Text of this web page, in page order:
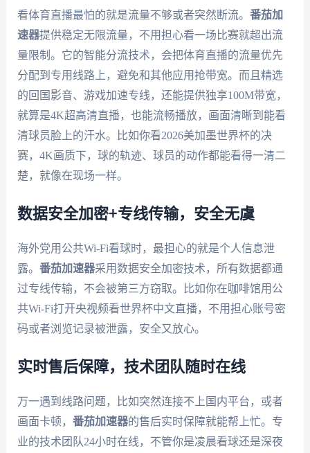
看体育直播最怕的就是流量不够或者突然断流。 番茄加
速器提供稳定无限流量，不用担心看一场比赛就超出流
量限制。它的智能分流技术，会把体育直播的流量优先
分配到专用线路上，避免和其他应用抢带宽。而且精选
的回国影音、游戏加速专线，还能提供独享100M带宽，
就算是4K超高清直播，也能流畅播放，画面清晰到能看
清球员脸上的汗水。比如你看2026美加墨世界杯的决
赛，4K画质下，球的轨迹、球员的动作都能看得一清二
楚，就像在现场一样。
数据安全加密+专线传输，安全无虞
海外党用公共Wi-Fi看球时，最担心的就是个人信息泄
露。 番茄加速器采用数据安全加密技术，所有数据都通
过专线传输，不会被第三方窃取。比如你在咖啡馆用公
共Wi-Fi打开央视频看世界杯中文直播，不用担心账号密
码或者浏览记录被泄露，安全又放心。
实时售后保障，技术团队随时在线
万一遇到线路问题，比如突然连接不上国内平台，或者
画面卡顿， 番茄加速器的售后实时保障就能帮上忙。专
业的技术团队24小时在线，不管你是凌晨看球还是深夜